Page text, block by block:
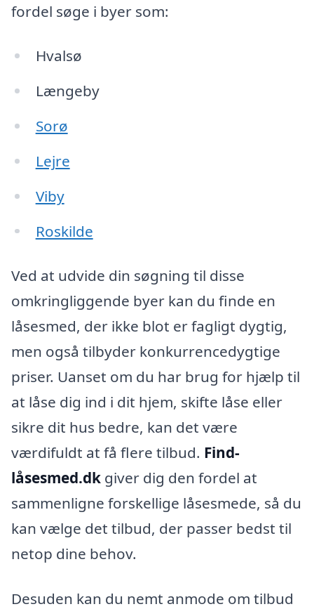
fordel søge i byer som:
Hvalsø
Længeby
Sorø
Lejre
Viby
Roskilde
Ved at udvide din søgning til disse
omkringliggende byer kan du finde en
låsesmed, der ikke blot er fagligt dygtig,
men også tilbyder konkurrencedygtige
priser. Uanset om du har brug for hjælp til
at låse dig ind i dit hjem, skifte låse eller
sikre dit hus bedre, kan det være
værdifuldt at få flere tilbud. Find-
låsesmed.dk giver dig den fordel at
sammenligne forskellige låsesmede, så du
kan vælge det tilbud, der passer bedst til
netop dine behov.
Desuden kan du nemt anmode om tilbud